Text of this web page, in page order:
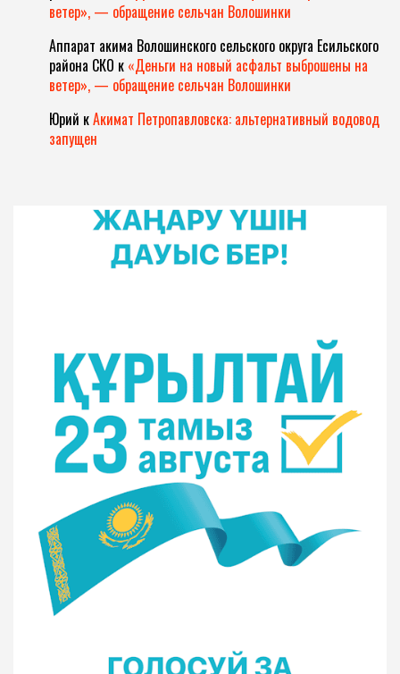
ветер», — обращение сельчан Волошинки
Аппарат акима Волошинского сельского округа Есильского
района СКО к «Деньги на новый асфальт выброшены на
ветер», — обращение сельчан Волошинки
Юрий кАкимат Петропавловска: альтернативный водовод
запущен